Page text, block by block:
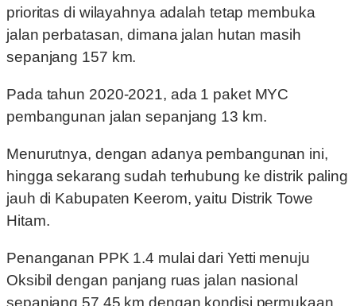
prioritas di wilayahnya adalah tetap membuka
jalan perbatasan, dimana jalan hutan masih
sepanjang 157 km.
Pada tahun 2020-2021, ada 1 paket MYC
pembangunan jalan sepanjang 13 km.
Menurutnya, dengan adanya pembangunan ini,
hingga sekarang sudah terhubung ke distrik paling
jauh di Kabupaten Keerom, yaitu Distrik Towe
Hitam.
Penanganan PPK 1.4 mulai dari Yetti menuju
Oksibil dengan panjang ruas jalan nasional
sepanjang 57,45 km dengan kondisi permukaan